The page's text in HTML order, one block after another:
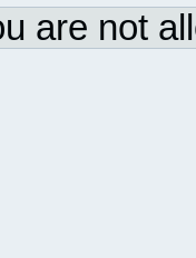
are not